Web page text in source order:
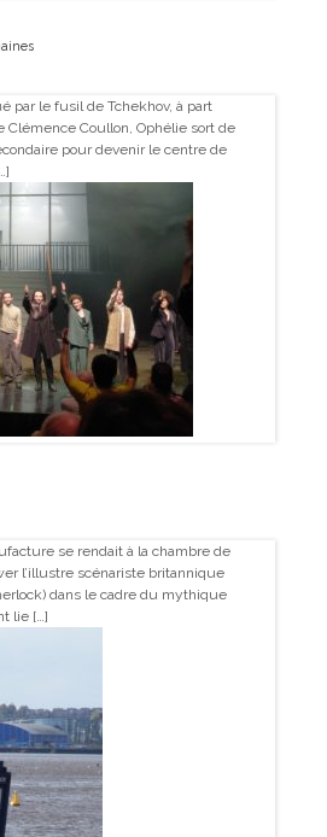
par le fusil de Tchekhov, à part
Clémence Coullon, Ophélie sort de
pour devenir le centre de
se rendait à la chambre de
l’illustre scénariste britannique
dans le cadre du mythique
lie […]